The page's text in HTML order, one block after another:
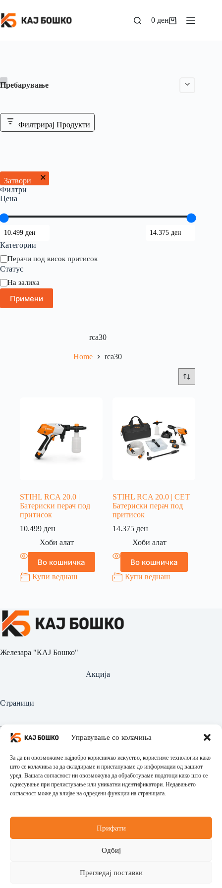
Управување со колачиња
За да ви овозможиме најдобро корисничко искуство, користиме технологии како
што се колачиња за да складираме и пристапуваме до информации од вашиот
уред. Вашата согласност ни овозможува да обработуваме податоци како што се
однесување при прелистување или уникатни идентификатори. Недавањето
согласност може да влијае на одредени функции на страницата.
Прифати
Одбиј
Прегледај поставки
0 ден
rca30
Home rca30
STIHL RCA 20.0 |
Батериски перач под
притисок
10.499 ден
Хоби алат
Во кошничка
Купи веднаш
STIHL RCA 20.0 | СЕТ
Батериски перач под
притисок
14.375ден
Хоби алат
Во кошничка
Купи веднаш
Пребарување
Филтрирај Продукти
Затвори
Филтри
Цена
Категории
Перачи под висок притисок
Статус
На залиха
Примени
Железара "КАЈ Бошко"
Акција
Страници
Најава
Производи
Политика за приватност